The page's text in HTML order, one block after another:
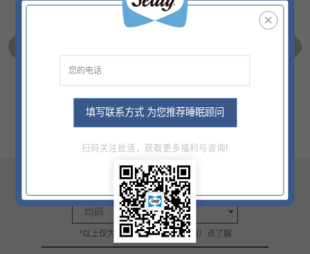
尺寸
均码
*以上仅为部分信息，详情门（网）点了解
填写联系方式 为您推荐睡眠顾问
扫码关注丝涟，获取更多福利与咨询!